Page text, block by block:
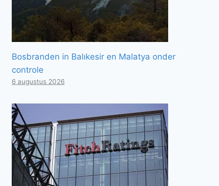
Bosbranden in Balıkesir en Malatya onder
controle
6 augustus 2026